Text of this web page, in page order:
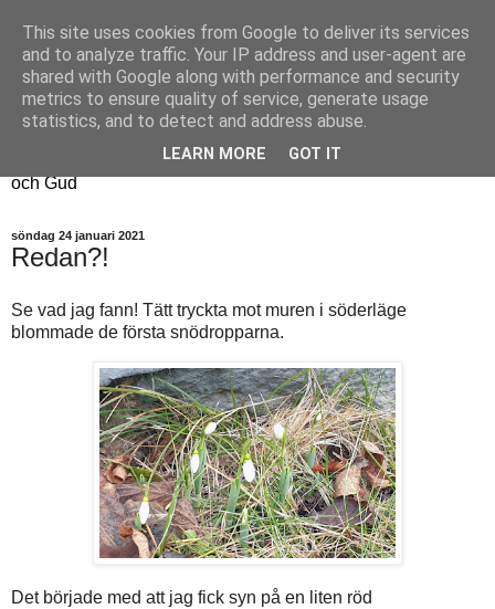
Fyren
Fyren finns för att sprida ljus i mörkret
För att påminna om guldkanterna i tillvaron
Här samsas jakt, hantverk, odling, och andra tankar om livet
och Gud
söndag 24 januari 2021
Redan?!
Se vad jag fann! Tätt tryckta mot muren i söderläge
blommade de första snödropparna.
Det började med att jag fick syn på en liten röd
This site uses cookies from Google to deliver its services
and to analyze traffic. Your IP address and user-agent are
shared with Google along with performance and security
metrics to ensure quality of service, generate usage
statistics, and to detect and address abuse.
LEARN MORE GOT IT